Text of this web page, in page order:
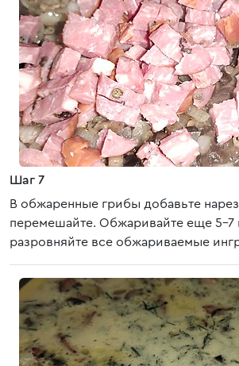
Шаг 7
В обжаренные грибы добавьте
перемешайте. Обжаривайте еще 5-7
разровняйте все обжариваемые